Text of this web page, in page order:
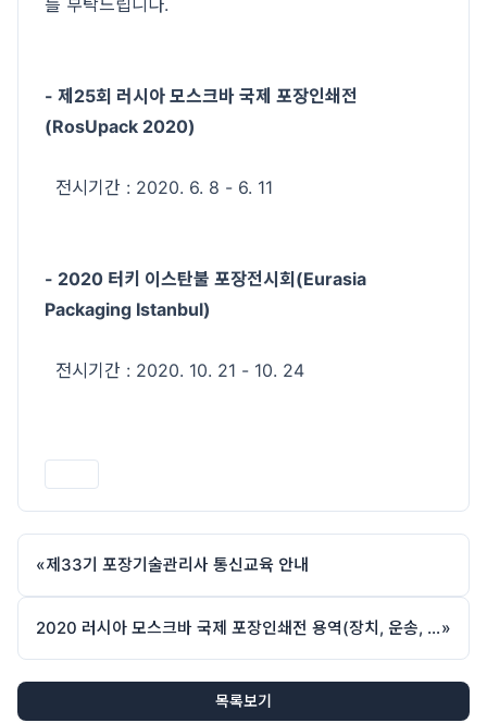
- 제25회 러시아 모스크바 국제 포장인쇄전
(RosUpack 2020)
전시기간 : 2020. 6. 8 - 6. 11
- 2020 터키 이스탄불 포장전시회(Eurasia
Packaging Istanbul)
전시기간 : 2020. 10. 21 - 10. 24
«제33기 포장기술관리사 통신교육 안내
2020 러시아 모스크바 국제 포장인쇄전 용역(장치, 운송, 여행)업체 공모»
목록보기